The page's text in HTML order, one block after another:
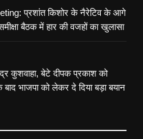
प्रशांत किशोर के नैरेटिव के आगे
बैठक में हार की वजहों का खुलासा
कुशवाहा, बेटे दीपक प्रकाश को
भाजपा को लेकर दे दिया बड़ा बयान